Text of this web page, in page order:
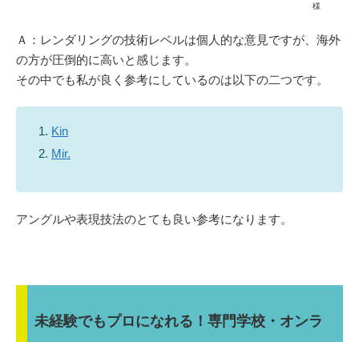
様
Ａ：レンダリングの技術レベルは個人的な意見ですが、海外
の方が圧倒的に高いと感じます。
その中でも私が良く参考にしているのは以下の二つです。
Kin
Mir.
アングルや表現技法のとても良い参考になります。
未経験でもプロになれる！専門学校・オンラ